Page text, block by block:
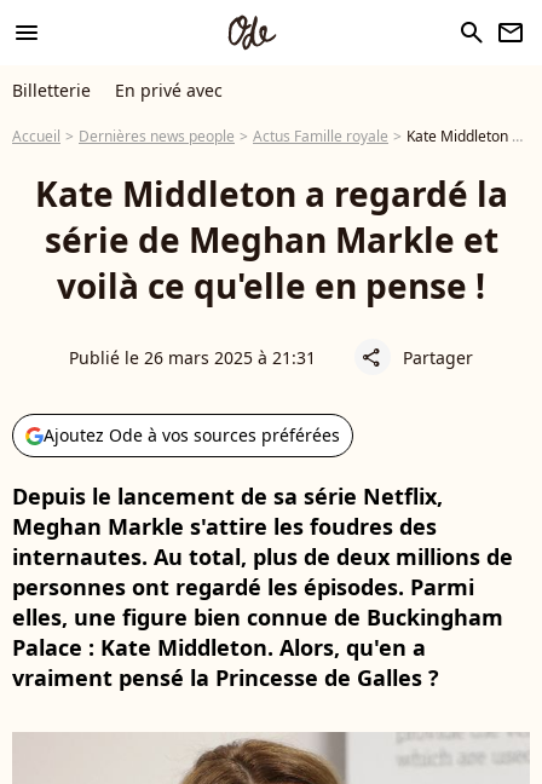
menu search newsletter
Billetterie En privé avec
Accueil Dernières news people Actus Famille royale Kate Middleton a regardé la série de Meghan Markle et voilà ce qu'elle en pense !
Kate Middleton a regardé la
série de Meghan Markle et
voilà ce qu'elle en pense !
Publié le 26 mars 2025 à 21:31 share Partager
Ajoutez Ode à vos sources préférées
Depuis le lancement de sa série Netflix,
Meghan Markle s'attire les foudres des
internautes. Au total, plus de deux millions de
personnes ont regardé les épisodes. Parmi
elles, une figure bien connue de Buckingham
Palace : Kate Middleton. Alors, qu'en a
vraiment pensé la Princesse de Galles ?